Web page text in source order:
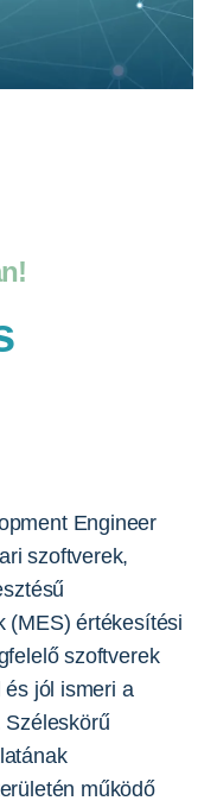
Engineer
szoftverek,
(MES) értékesítési
szoftverek
jól ismeri a
Széleskörű
működő